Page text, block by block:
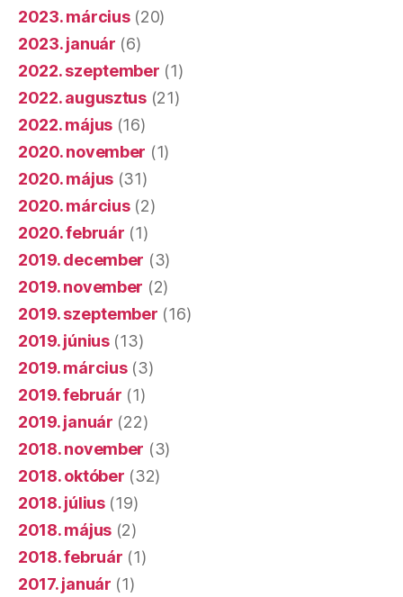
2023. március(20)
2023. január (6)
2022. szeptember (1)
2022. augusztus(21)
2022. május (16)
2020. november (1)
2020. május (31)
2020. március(2)
2020. február (1)
2019. december (3)
2019. november (2)
2019. szeptember (16)
2019. június(13)
2019. március(3)
2019. február (1)
2019. január (22)
2018. november (3)
2018. október (32)
2018. július(19)
2018. május (2)
2018. február (1)
2017. január (1)